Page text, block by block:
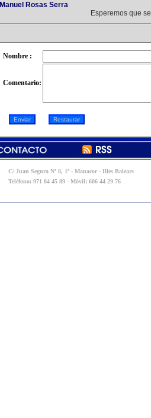
Manuel Rosas Serra
Esperemos que
Nombre :
Comentario:
C/ Juan Segura Nº 8, 1º - Manacor - Illes Balears
Teléfono: 971 84 45 89 - Móvil: 606 44 29 76